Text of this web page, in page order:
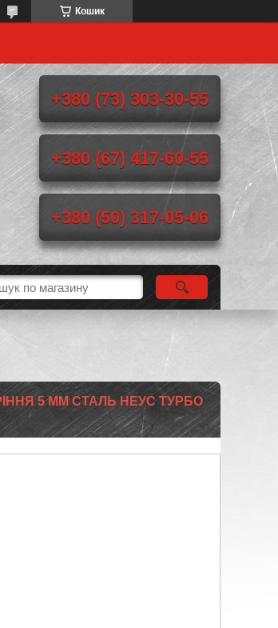
Кошик
+380 (73) 303-30-55
+380 (67) 417-60-55
+380 (50) 317-05-06
5 ММ СТАЛЬ НЕУС ТУРБО